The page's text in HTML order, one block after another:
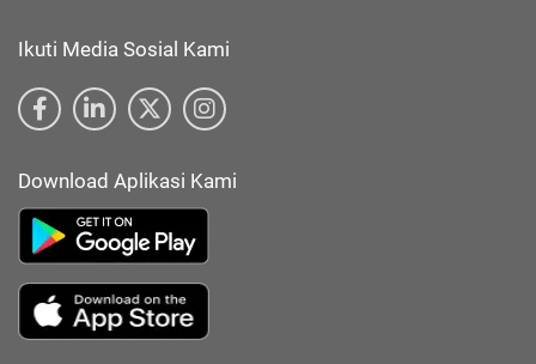
Ikuti Media Sosial Kami
Download Aplikasi Kami